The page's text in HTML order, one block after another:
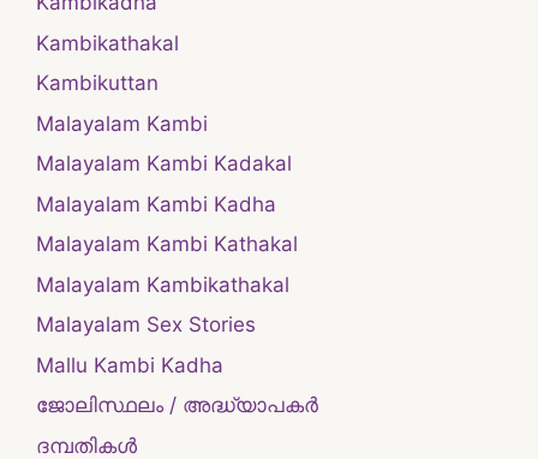
Kambikathakal
Kambikuttan
Malayalam Kambi
Malayalam Kambi Kadakal
Malayalam Kambi Kadha
Malayalam Kambi Kathakal
Malayalam Kambikathakal
Malayalam Sex Stories
Mallu Kambi Kadha
ജോലിസ്ഥലം / അദ്ധ്യാപകർ
ദമ്പതികള്‍